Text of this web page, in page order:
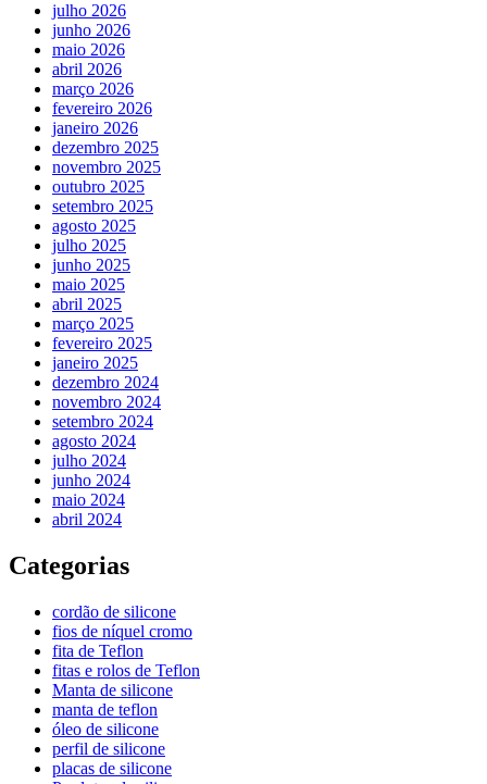
julho 2026
junho 2026
maio 2026
abril 2026
março 2026
fevereiro 2026
janeiro 2026
dezembro 2025
novembro 2025
outubro 2025
setembro 2025
agosto 2025
julho 2025
junho 2025
maio 2025
abril 2025
março 2025
fevereiro 2025
janeiro 2025
dezembro 2024
novembro 2024
setembro 2024
agosto 2024
julho 2024
junho 2024
maio 2024
abril 2024
Categorias
cordão de silicone
fios de níquel cromo
fita de Teflon
fitas e rolos de Teflon
Manta de silicone
manta de teflon
óleo de silicone
perfil de silicone
placas de silicone